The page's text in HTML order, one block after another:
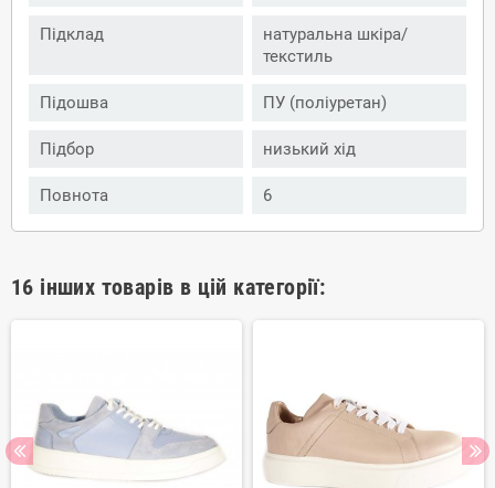
Підклад
натуральна шкіра/
текстиль
Підошва ПУ (поліуретан)
Підбор низький хід
Повнота 6
16 інших товарів в цій категорії: